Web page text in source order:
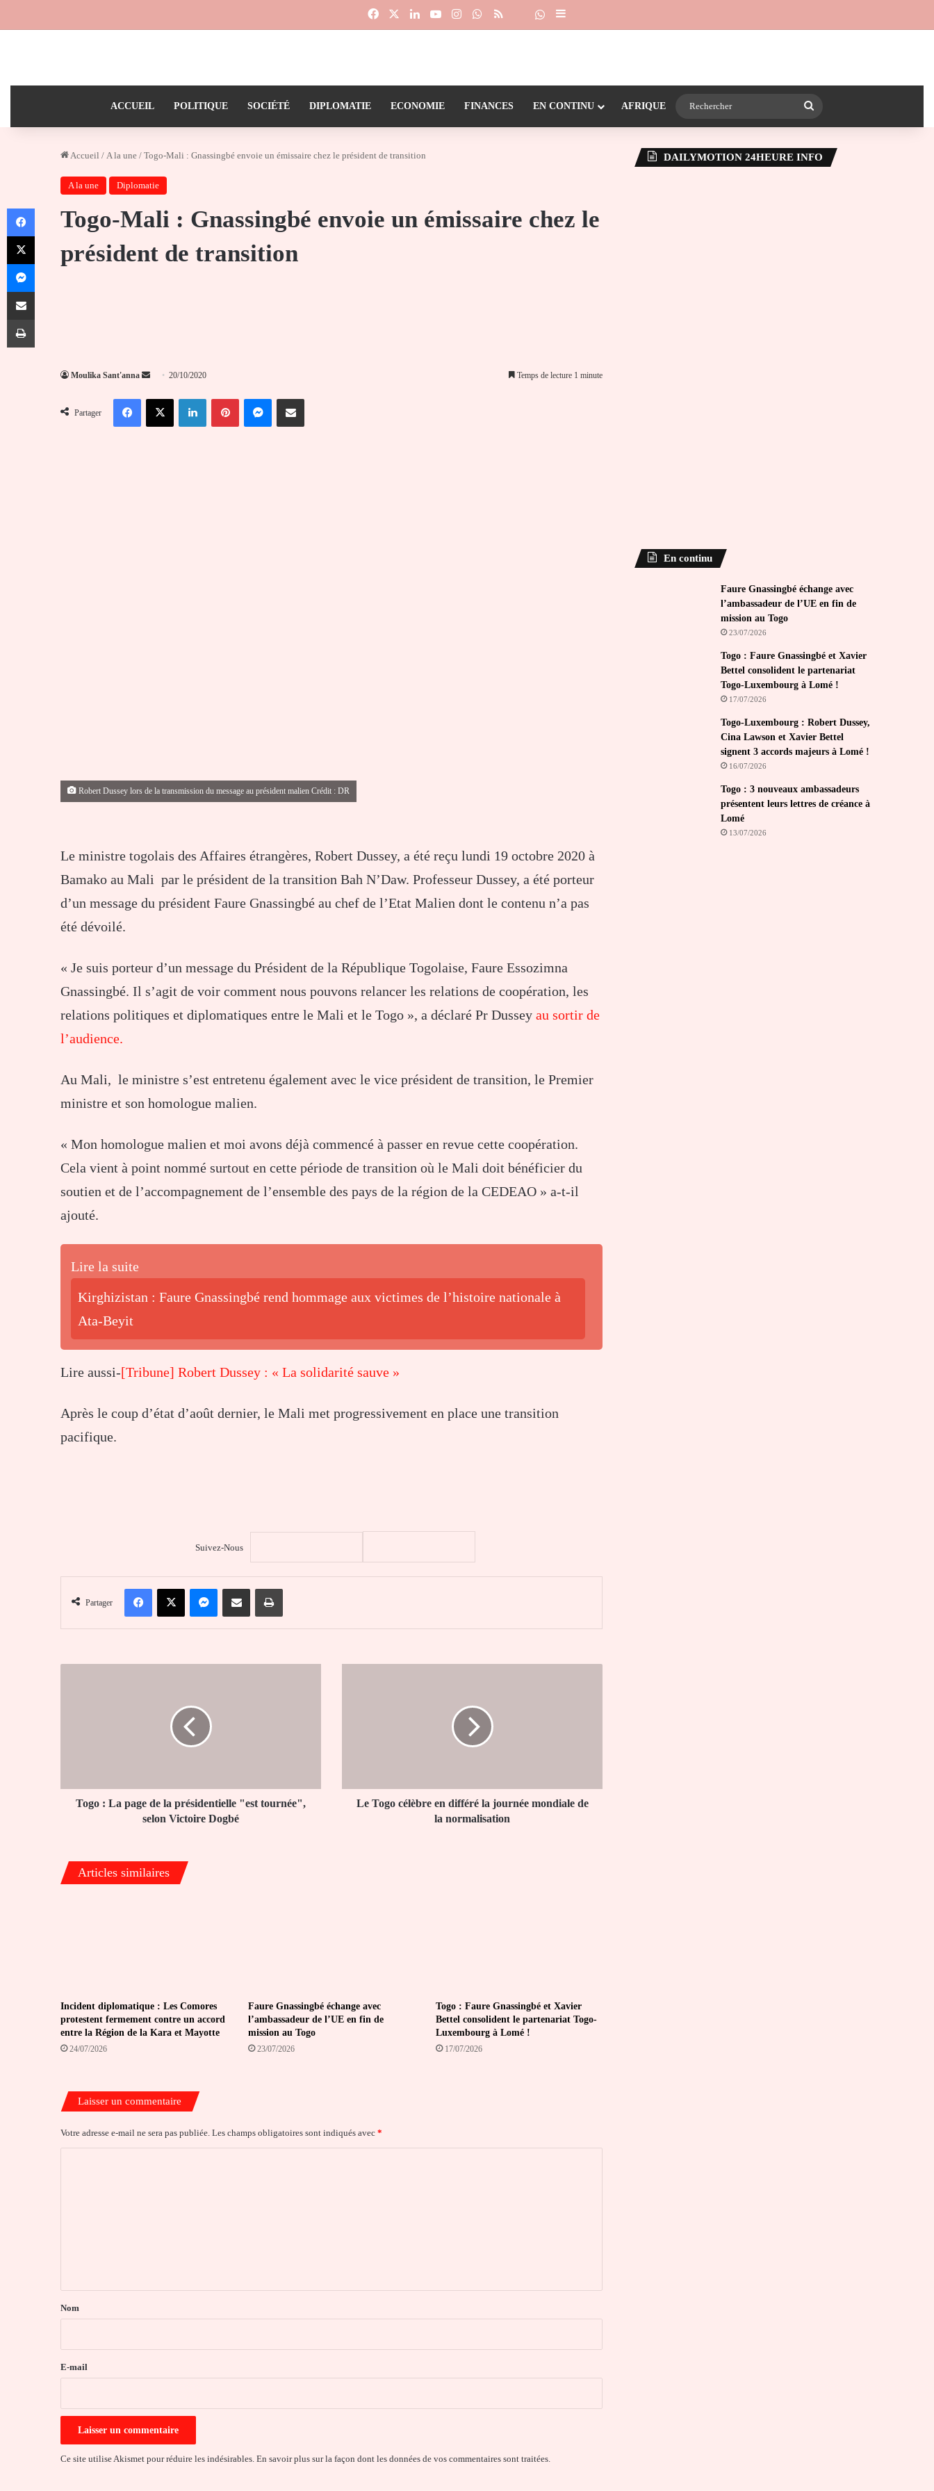
FacebookLinkedinYouTubeInstagramWhatsApp
RSS Dailymotion
Suivre la chaîne 24heureinfo sur WhatsApp
Sidebar (barre latérale)
ACCUEIL POLITIQUE SOCIÉTÉ DIPLOMATIE ECONOMIE FINANCES EN CONTINU AFRIQUE
Accueil / A la une / Togo-Mali : Gnassingbé envoie un émissaire chez le président de transition
A la une Diplomatie
Togo-Mali : Gnassingbé envoie un émissaire chez le
président de transition
Moulika Sant'anna
Envoyer
courriel
20/10/2020 Temps de lecture 1 minute
Partager
FacebookX LinkedinPinterestMessengerPartager par email
Robert Dussey lors de la transmission du message au président malien Crédit : DR
Le ministre togolais des Affaires étrangères, Robert Dussey, a été reçu lundi 19 octobre 2020 à
Bamako au Mali par le président de la transition Bah N’Daw. Professeur Dussey, a été porteur
d’un message du président Faure Gnassingbé au chef de l’Etat Malien dont le contenu n’a pas
été dévoilé.
« Je suis porteur d’un message du Président de la République Togolaise, Faure Essozimna
Gnassingbé. Il s’agit de voir comment nous pouvons relancer les relations de coopération, les
relations politiques et diplomatiques entre le Mali et le Togo », a déclaré Pr Dussey au sortir de
l’audience.
Au Mali, le ministre s’est entretenu également avec le vice président de transition, le Premier
ministre et son homologue malien.
« Mon homologue malien et moi avons déjà commencé à passer en revue cette coopération.
Cela vient à point nommé surtout en cette période de transition où le Mali doit bénéficier du
soutien et de l’accompagnement de l’ensemble des pays de la région de la CEDEAO » a-t-il
ajouté.
Lire la suite
Kirghizistan : Faure Gnassingbé rend hommage aux victimes de l’histoire nationale à
Ata-Beyit
Lire aussi-[Tribune] Robert Dussey : « La solidarité sauve »
Après le coup d’état d’août dernier, le Mali met progressivement en place une transition
pacifique.
Suivez-Nous
Partager
FacebookX MessengerPartager par email Imprimer
tournée",
selonTogo : La page de la présidentielle "est tournée",
selon Victoire Dogbé
de
Le Togo célèbre en différé la journée mondiale de
la normalisation
Articles similaires
Incident diplomatique : Les Comores
protestent fermement contre un accord
entre la Région de la Kara et Mayotte
24/07/2026
Faure Gnassingbé échange avec
l’ambassadeur de l’UE en fin de
mission au Togo
23/07/2026
Togo : Faure Gnassingbé et Xavier
Bettel consolident le partenariat Togo-
Luxembourg à Lomé !
17/07/2026
Laisser un commentaire
Votre adresse e-mail ne sera pas publiée. Les champs obligatoires sont indiqués avec *
a
e
Nom
E-mail
Ce site utilise Akismet pour réduire les indésirables. En savoir plus sur la façon dont les données de vos commentaires sont traitées
DAILYMOTION 24HEURE INFO
En continu
Faure Gnassingbé échange avec
l’ambassadeur de l’UE en fin de
mission au Togo
23/07/2026
Togo : Faure Gnassingbé et Xavier
Bettel consolident le partenariat
Togo-Luxembourg à Lomé !
17/07/2026
Togo-Luxembourg : Robert Dussey,
Cina Lawson et Xavier Bettel
signent 3 accords majeurs à Lomé !
16/07/2026
Togo : 3 nouveaux ambassadeurs
présentent leurs lettres de créance à
Lomé
13/07/2026
Facebook
X
Messenger
Partager par email